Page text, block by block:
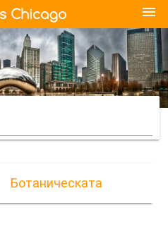
menu
Ботаническата